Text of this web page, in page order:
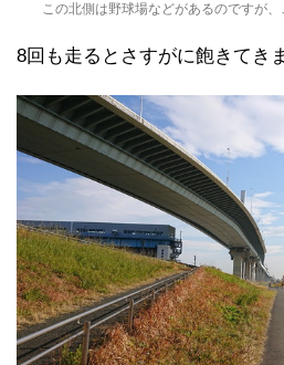
この北側は野球場などがあるのですが、
8回も走るとさすがに飽きてき